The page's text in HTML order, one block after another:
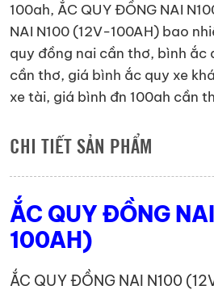
lượng
100ah, ẮC QUY ĐỒNG NAI
NAI N100 (12V-100AH) bao
quy đồng nai cần thơ, bình ắc
cần thơ, giá bình ắc quy xe
xe tài, giá bình đn 100ah cần
CHI TIẾT SẢN PHẨM
ẮC QUY ĐỒNG
100AH)
ẮC QUY ĐỒNG NAI N100